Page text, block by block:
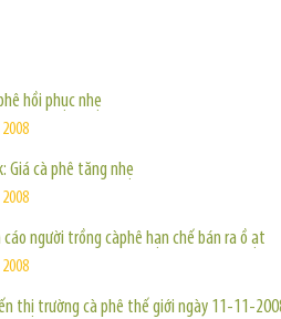
hồi phục nhẹ
Giá cà phê tăng nhẹ
cáo người trồng càphê hạn chế bán ra ồ ạt
thị trường cà phê thế giới ngày 11-11-